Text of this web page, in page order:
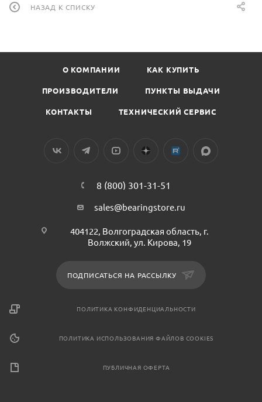
НАЗАД К СПИСКУ
О КОМПАНИИ КАК КУПИТЬ
ПРОИЗВОДИТЕЛИ ПУНКТЫ ВЫДАЧИ
КОНТАКТЫ ТЕХНИЧЕСКИЙ СЕРВИС
8 (800) 301-31-51
sales@bearingstore.ru
404122, Волгоградская область, г.
Волжский, ул. Кирова, 19
ПОДПИСАТЬСЯ НА РАССЫЛКУ
ПОЛИТИКА КОНФИДЕНЦИАЛЬНОСТИ
ПОЛИТИКА ИСПОЛЬЗОВАНИЯ ФАЙЛОВ COOKIES
ПУБЛИЧНАЯ ОФЕРТА